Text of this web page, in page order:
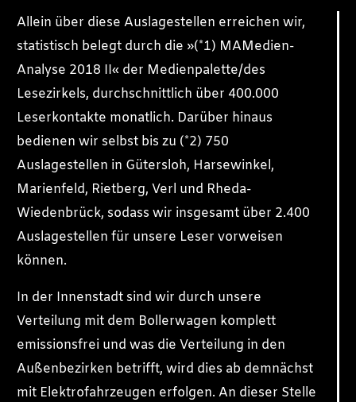
Allein über diese Auslagestellen erreichen wir,
statistisch belegt durch die »(*1) MAMedien-
Analyse 2018 II« der Medienpalette/des
Lesezirkels, durchschnittlich über 400.000
Leserkontakte monatlich. Darüber hinaus
bedienen wir selbst bis zu (*2) 750
Auslagestellen in Gütersloh, Harsewinkel,
Marienfeld, Rietberg, Verl und Rheda-
Wiedenbrück, sodass wir insgesamt über 2.400
Auslagestellen für unsere Leser vorweisen
können.
In der Innenstadt sind wir durch unsere
Verteilung mit dem Bollerwagen komplett
emissionsfrei und was die Verteilung in den
Außenbezirken betrifft, wird dies ab demnächst
mit Elektrofahrzeugen erfolgen. An dieser Stelle